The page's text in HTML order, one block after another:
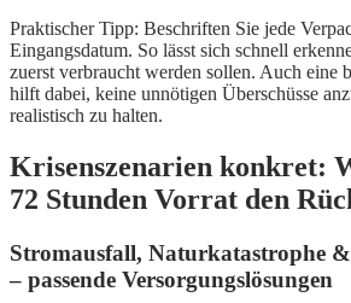
Praktischer Tipp: Beschriften Sie jede
Eingangsdatum. So lässt sich schnell
zuerst verbraucht werden sollen. Auch eine
hilft dabei, keine unnötigen Überschüsse
realistisch zu halten.
Krisenszenarien konkret:
72 Stunden Vorrat den
Stromausfall, Naturkatastrophe
– passende Versorgungslösungen